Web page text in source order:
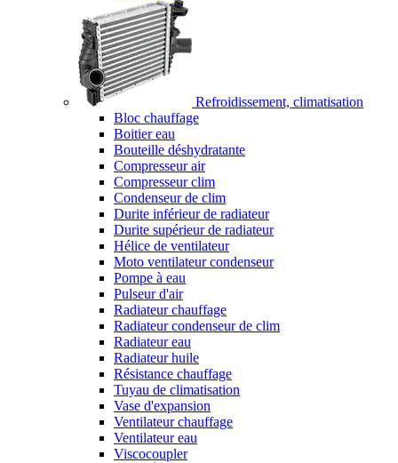
Refroidissement, climatisation
Bloc chauffage
Boitier eau
Bouteille déshydratante
Compresseur air
Compresseur clim
Condenseur de clim
Durite inférieur de radiateur
Durite supérieur de radiateur
Hélice de ventilateur
Moto ventilateur condenseur
Pompe à eau
Pulseur d'air
Radiateur chauffage
Radiateur condenseur de clim
Radiateur eau
Radiateur huile
Résistance chauffage
Tuyau de climatisation
Vase d'expansion
Ventilateur chauffage
Ventilateur eau
Viscocoupler